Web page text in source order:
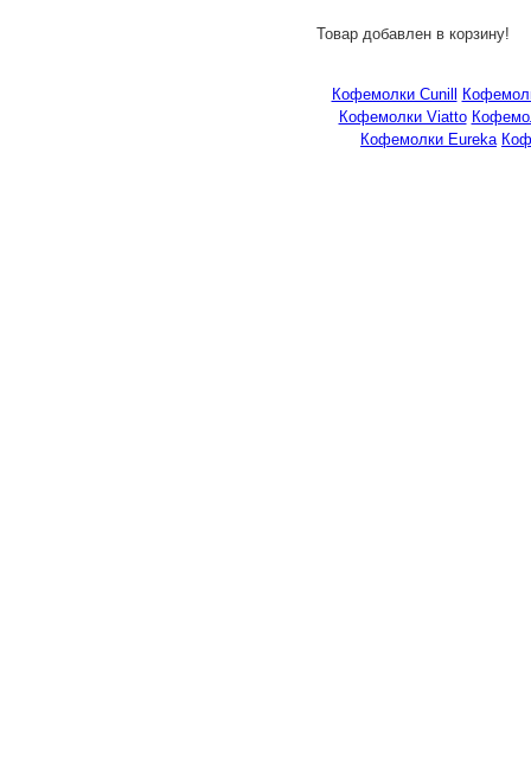
Товар добавлен в корзину!
Кофемолки Cunill
Кофемолки Viatto
Кофемолки Eureka